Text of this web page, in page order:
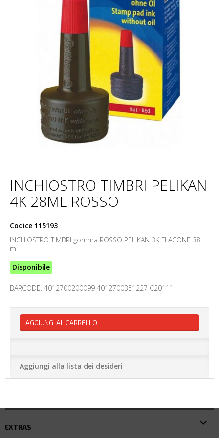
INCHIOSTRO TIMBRI PELIKAN
4K 28ML ROSSO
Codice 115193
INCHIOSTRO TIMBRI gomma ROSSO PELIKAN 3K FLACONE 38
ml
Disponibile
BARCODE: 4012700200099 4012700351227 C20111
AGGIUNGI AL CARRELLO
Aggiungi alla lista dei desideri
EXTRAS